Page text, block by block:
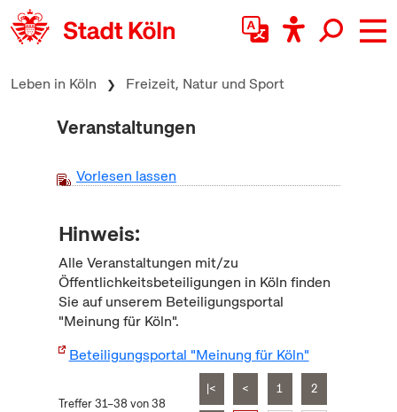
zum Inhalt springen
Leben in Köln Freizeit, Natur und Sport
Veranstaltungen
Vorlesen lassen
Hinweis:
Alle Veranstaltungen mit/zu
Öffentlichkeitsbeteiligungen in Köln finden
Sie auf unserem Beteiligungsportal
"Meinung für Köln".
Beteiligungsportal "Meinung für Köln"
Treffer 31–38 von 38
|< < 1 2